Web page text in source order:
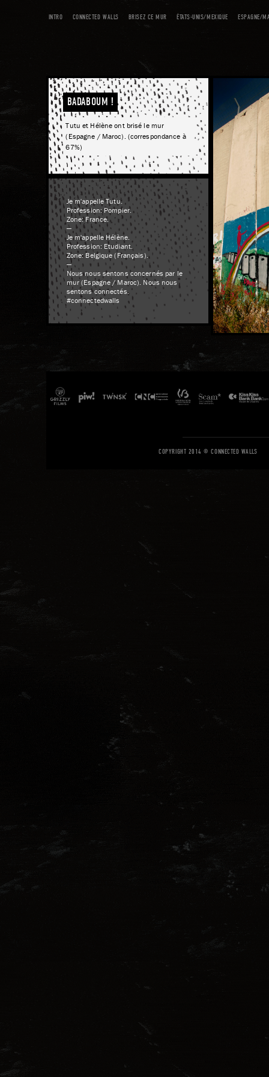
INTRO CONNECTED WALLS BRISEZ CE MUR ÉTATS-UNIS/MEXIQUE ESPAGNE/
BADABOUM !
Tutu et Hélène ont brisé le mur
(Espagne / Maroc). (correspondance à
67%)
Je m'appelle Tutu.
Profession: Pompier.
Zone: France.
—
Je m'appelle Hélène.
Profession: Etudiant.
Zone: Belgique (Français).
—
Nous nous sentons concernés par le
mur (Espagne / Maroc). Nous nous
sentons connectés.
#connectedwalls
COPYRIGHT 2014 © CONNECTED WALLS